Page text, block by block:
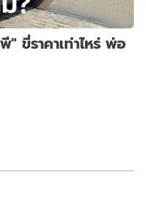
ขี่ราคาเท่าไหร่ พ่อ